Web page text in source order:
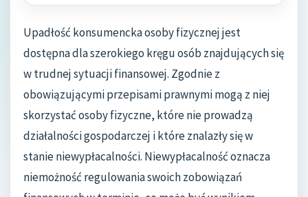
Upadłość konsumencka osoby fizycznej jest
dostępna dla szerokiego kręgu osób znajdujących się
w trudnej sytuacji finansowej. Zgodnie z
obowiązującymi przepisami prawnymi mogą z niej
skorzystać osoby fizyczne, które nie prowadzą
działalności gospodarczej i które znalazły się w
stanie niewypłacalności. Niewypłacalność oznacza
niemożność regulowania swoich zobowiązań